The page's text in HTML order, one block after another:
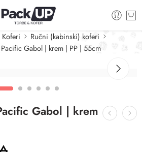
Koferi
Ručni (kabinski) koferi
Gabol | krem | PP | 55cm
Gabol | krem